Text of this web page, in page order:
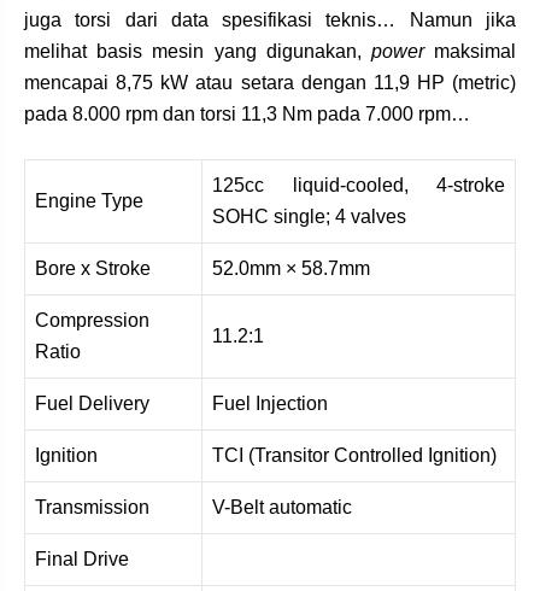
juga torsi dari data spesifikasi teknis… Namun jika
melihat basis mesin yang digunakan, powermaksimal
mencapai 8,75 kW atau setara dengan 11,9 HP (metric)
pada 8.000 rpm dan torsi 11,3 Nm pada 7.000 rpm…
Engine Type
125cc liquid-cooled, 4-stroke
SOHC single; 4 valves
Bore x Stroke 52.0mm × 58.7mm
Compression
Ratio
11.2:1
Fuel Delivery Fuel Injection
Ignition TCI (Transitor Controlled Ignition)
Transmission V-Belt automatic
Final Drive